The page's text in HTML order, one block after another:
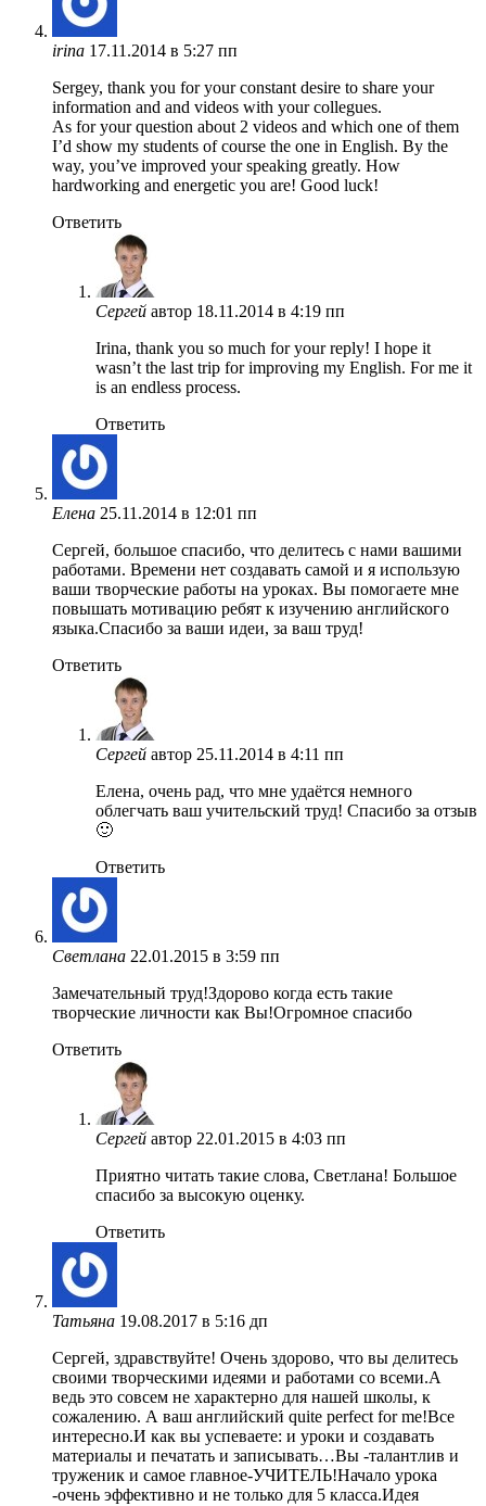
irina 17.11.2014 в 5:27 пп
Sergey, thank you for your constant desire to share your
information and and videos with your collegues.
As for your question about 2 videos and which one of them
I’d show my students of course the one in English. By the
way, you’ve improved your speaking greatly. How
hardworking and energetic you are! Good luck!
Ответить
Сергей автор 18.11.2014 в 4:19 пп
Irina, thank you so much for your reply! I hope it
wasn’t the last trip for improving my English. For me it
is an endless process.
Ответить
Елена 25.11.2014 в 12:01 пп
Сергей, большое спасибо, что делитесь с нами вашими
работами. Времени нет создавать самой и я использую
ваши творческие работы на уроках. Вы помогаете мне
повышать мотивацию ребят к изучению английского
языка.Спасибо за ваши идеи, за ваш труд!
Ответить
Сергей автор 25.11.2014 в 4:11 пп
Елена, очень рад, что мне удаётся немного
облегчать ваш учительский труд! Спасибо за отзыв
🙂
Ответить
Светлана 22.01.2015 в 3:59 пп
Замечательный труд!Здорово когда есть такие
творческие личности как Вы!Огромное спасибо
Ответить
Сергей автор 22.01.2015 в 4:03 пп
Приятно читать такие слова, Светлана! Большое
спасибо за высокую оценку.
Ответить
Татьяна 19.08.2017 в 5:16 дп
Сергей, здравствуйте! Очень здорово, что вы делитесь
своими творческими идеями и работами со всеми.А
ведь это совсем не характерно для нашей школы, к
сожалению. А ваш английский quite perfect for me!Все
интересно.И как вы успеваете: и уроки и создавать
материалы и печатать и записывать…Вы -талантлив и
труженик и самое главное-УЧИТЕЛЬ!Начало урока
-очень эффективно и не только для 5 класса.Идея